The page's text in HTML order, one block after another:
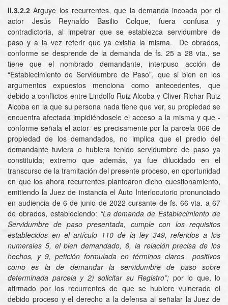
II.3.2.2 Arguye los recurrentes, que la demanda incoada por el
actor Jesús Reynaldo Basilio Colque, fuera confusa y
contradictoria, al impetrar que se establezca servidumbre de
paso y a la vez referir que ya existía la misma. De obrados,
conforme se desprende de la demanda de fs. 25 a 28 vta., se
tiene que el nombrado demandante, interpuso acción de
“Establecimiento de Servidumbre de Paso”, que si bien en los
argumentos expuestos menciona como antecedentes, que
debido a conflictos entre Lindolfo Ruiz Alcoba y Cliver Richar Ruiz
Alcoba en la que su persona nada tiene que ver, su propiedad se
encuentra afectada impidiéndosele el acceso a la misma y que -
conforme señala el actor- es precisamente por la parcela 066 de
propiedad de los demandados, no implica que el predio del
demandante tuviera o hubiera tenido servidumbre de paso ya
constituida; extremo que además, ya fue dilucidado en el
transcurso de la tramitación del presente proceso, en oportunidad
en que los ahora recurrentes plantearon dicho cuestionamiento,
emitiendo la Juez de instancia el Auto Interlocutorio pronunciado
en audiencia de 6 de junio de 2022 cursante de fs. 66 vta. a 67
de obrados, estableciendo: “La demanda de Establecimiento de
Servidumbre de paso presentada, cumple con los requisitos
establecidos en el artículo 110 de la ley 349, referidos a los
numerales 5, el bien demandado, 6, la relación precisa de los
hechos, y 9, petición formulada en términos claros positivos
como es la de demandar la servidumbre de paso sobre
determinada parcela y 2) solicitar su Registro”; por lo que, lo
afirmado por los recurrentes de que se hubiere vulnerado el
debido proceso y el derecho a la defensa al señalar la Juez de